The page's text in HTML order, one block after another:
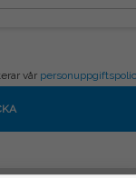
vår